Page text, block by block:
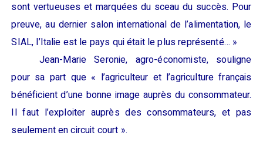
sont vertueuses et marquées du sceau du succès. Pour
preuve, au dernier salon international de l’alimentation, le
SIAL, l’Italie est le pays qui était le plus représenté… »
Jean-MarieSeronie, agro-économiste, souligne
pour sa part que « l’agriculteur et l’agriculture français
bénéficient d’une bonne image auprès du consommateur.
Il faut l’exploiter auprès des consommateurs, et pas
seulement en circuit court ».